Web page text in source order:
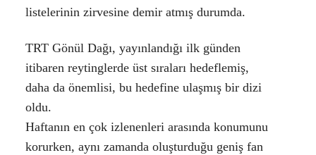
listelerinin zirvesine demir atmış durumda.
TRT Gönül Dağı, yayınlandığı ilk günden
itibaren reytinglerde üst sıraları hedeflemiş,
daha da önemlisi, bu hedefine ulaşmış bir dizi
oldu.
Haftanın en çok izlenenleri arasında konumunu
korurken, aynı zamanda oluşturduğu geniş fan